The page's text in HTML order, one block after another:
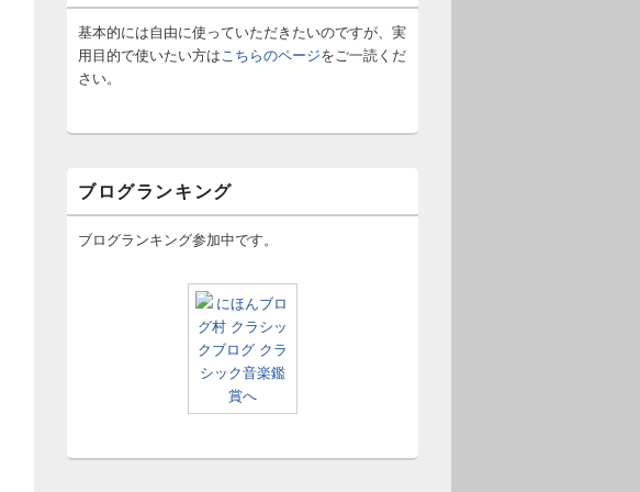
基本的には自由に使っていただきたいのですが、実
用目的で使いたい方は こちらのページをご一読くだ
さい。
ブログランキング
ブログランキング参加中です。